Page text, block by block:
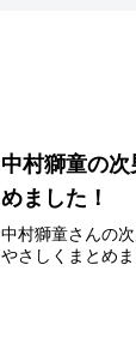
中村獅童の
めました！
中村獅童さんの
やさしくまとめ